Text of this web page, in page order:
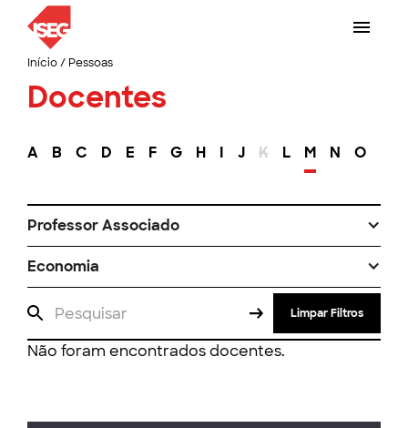
Início/ Pessoas
Docentes
A B C D E F G H I J K L M N O
Professor Associado
Economia
Limpar Filtros
Não foram encontrados docentes.